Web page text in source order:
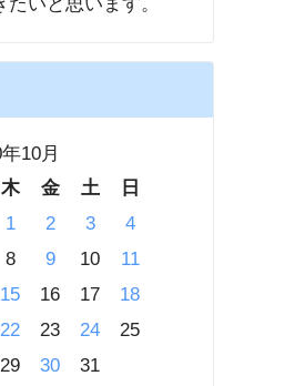
10月
木 金 土
日
1
2 3
4
8 9 10
11
15 16 17
18
22 23 24
25
29 30
31